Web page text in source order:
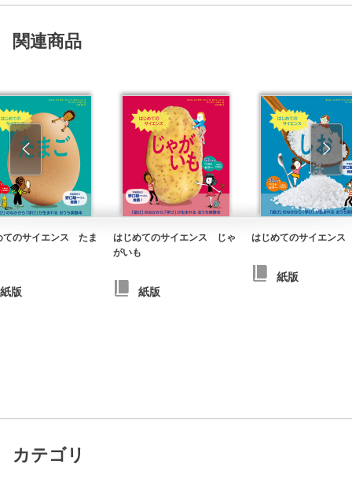
関連商品
てのサイエンス たま
紙版
はじめてのサイエンス じゃ
がいも
紙版
はじめてのサイエン
紙版
カテゴリ